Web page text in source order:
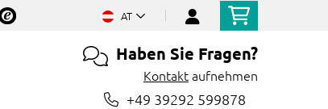
AT
Haben Sie Fragen?
Kontaktaufnehmen
+49 39292 599878